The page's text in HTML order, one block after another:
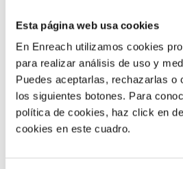
Esta página web usa cookies
En Enreach utilizamos cookies
para realizar análisis de uso y
Puedes aceptarlas, rechazarlas o
los siguientes botones. Para
política de cookies, haz click en
cookies en este cuadro.
9 métricas de call
la satisfacción del
11/06/2026